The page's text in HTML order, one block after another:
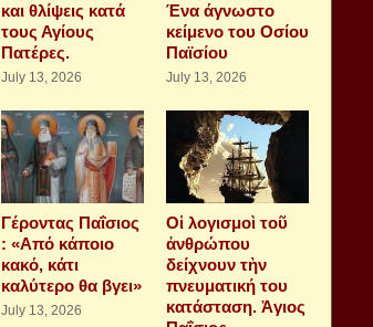
και θλίψεις κατά
τους Αγίους
Πατέρες.
July 13, 2026
Ένα άγνωστο
κείμενο του Οσίου
Παϊσίου
July 13, 2026
Γέροντας Παΐσιος
: «Από κάποιο
κακό, κάτι
καλύτερο θα βγει»
July 13, 2026
Οἱ λογισμοὶ τοῦ
ἀνθρώπου
δείχνουν τὴν
πνευματική του
κατάσταση. Ἁγιος